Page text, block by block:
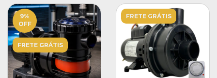
9%
OFF
FRETE GRÁTIS
FRETE GRÁTIS